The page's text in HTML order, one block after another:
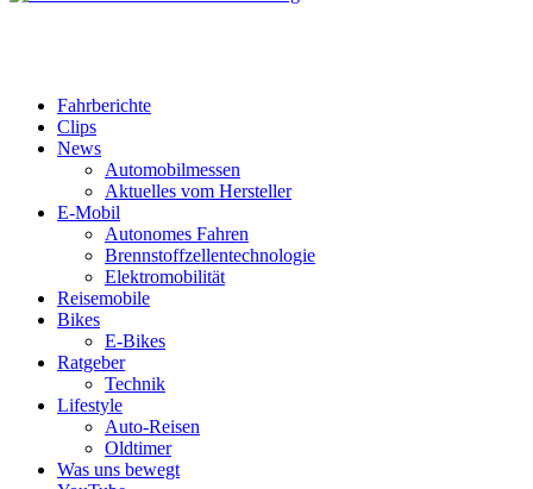
Fahrberichte
Clips
News
Automobilmessen
Aktuelles vom Hersteller
E-Mobil
Autonomes Fahren
Brennstoffzellentechnologie
Elektromobilität
Reisemobile
Bikes
E-Bikes
Ratgeber
Technik
Lifestyle
Auto-Reisen
Oldtimer
Was uns bewegt